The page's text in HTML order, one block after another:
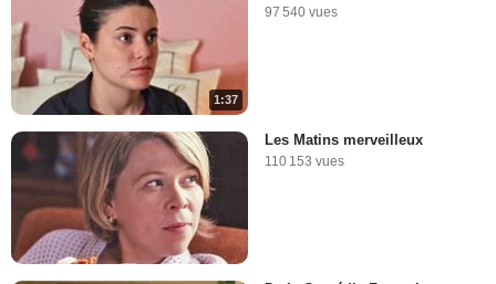
1:37
97 540 vues
Les Matins merveilleux
110 153 vues